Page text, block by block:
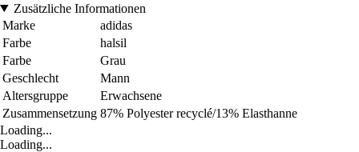
Zusätzliche Informationen
Marke
adidas
Farbe
halsil
Farbe
Grau
Geschlecht
Mann
Altersgruppe
Erwachsene
Zusammensetzung 87% Polyester recyclé/13% Elasthanne
Loading...
Loading...